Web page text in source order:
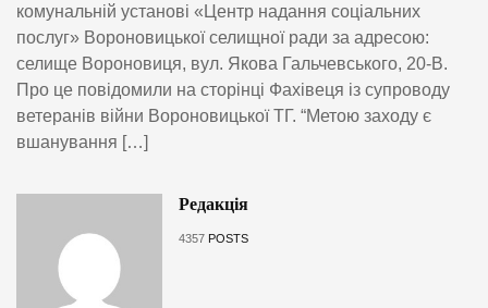
комунальній установі «Центр надання соціальних
послуг» Вороновицької селищної ради за адресою:
селище Вороновиця, вул. Якова Гальчевського, 20-В.
Про це повідомили на сторінці Фахівеця із супроводу
ветеранів війни Вороновицької ТГ. “Метою заходу є
вшанування […]
Редакція
4357 POSTS